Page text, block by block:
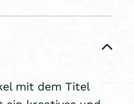
mit dem Titel